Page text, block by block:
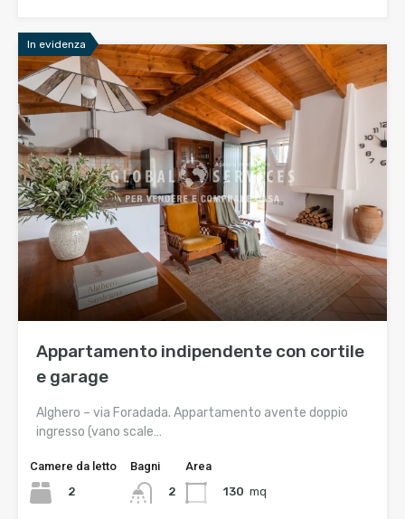
In evidenza
Appartamento indipendente con cortile
e garage
Alghero – via Foradada. Appartamento avente doppio
ingresso (vano scale…
Camere da letto
2
Bagni
2
Area
130 mq